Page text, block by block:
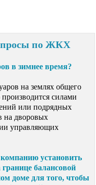
по ЖКХ
в зимнее время?
на землях общего
силами
или подрядных
на дворовых
управляющих
установить
балансовой
доме для того, чтобы